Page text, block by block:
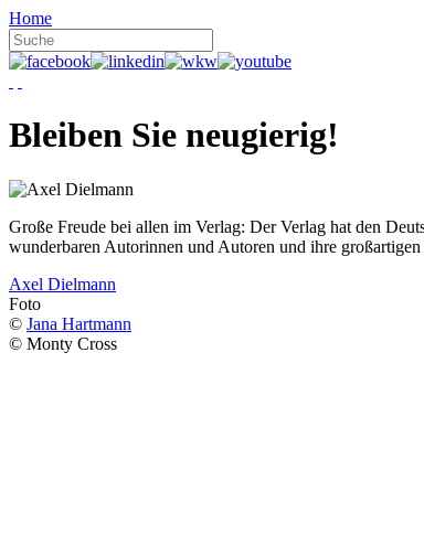
Home
Bleiben Sie neugierig!
Große Freude bei allen im Verlag: Der Verlag hat den
wunderbaren Autorinnen und Autoren und ihre
Axel Dielmann
Foto
© Jana Hartmann
© Monty Cross